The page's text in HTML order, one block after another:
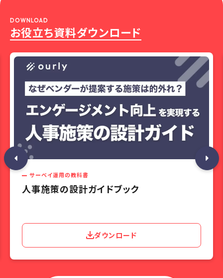
お役立ち資料ダウンロード
DOWNLOAD
サーベイ運用の教科書
人事施策の設計ガイドブック
ダウンロード